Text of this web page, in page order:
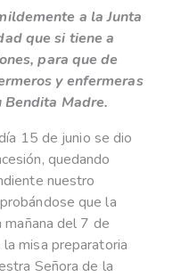
a la Junta
que si tiene a
para que de
y enfermeras
Bendita Madre.
15 de junio se dio
quedando
nuestro
que la
del 7 de
misa preparatoria
Señora de la